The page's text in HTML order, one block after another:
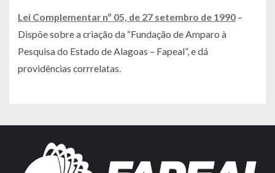
Lei Complementar nº 05, de 27 setembro de 1990 –
Dispõe sobre a criação da “Fundação de Amparo à
Pesquisa do Estado de Alagoas – Fapeal”, e dá
providências corrrelatas.